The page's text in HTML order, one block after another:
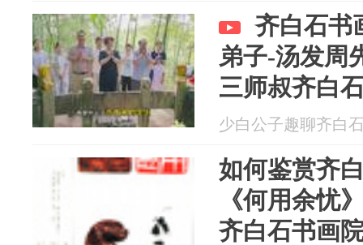
齐白石书
弟子-汤发周
三师叔齐白
琨，由齐家
少白公子趣聊齐白
如何鉴赏齐
《何用余忧
齐白石书画